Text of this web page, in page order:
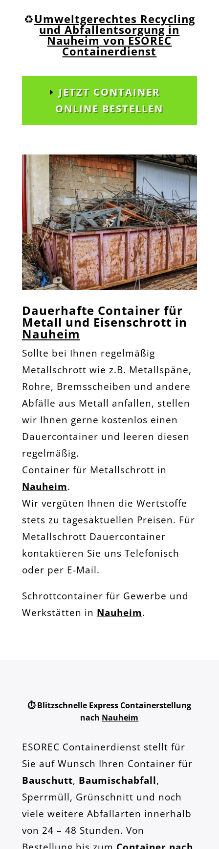
♻️Umweltgerechtes Recycling
und Abfallentsorgung in
Nauheim von ESOREC
Containerdienst
JETZT CONTAINER
ONLINE BESTELLEN
Dauerhafte Container für
Metall und Eisenschrott in
Nauheim
Sollte bei Ihnen regelmäßig
Metallschrott wie z.B. Metallspäne,
Rohre, Bremsscheiben und andere
Abfälle aus Metall anfallen, stellen
wir Ihnen gerne kostenlos einen
Dauercontainer und leeren diesen
regelmäßig.
Container für Metallschrott in
Nauheim.
Wir vergüten Ihnen die Wertstoffe
stets zu tagesaktuellen Preisen. Für
Metallschrott Dauercontainer
kontaktieren Sie uns Telefonisch
oder per E-Mail.
Schrottcontainer für Gewerbe und
Werkstätten in Nauheim.
⏱️ Blitzschnelle Express Containerstellung
nach Nauheim
ESOREC Containerdienst stellt für
Sie auf Wunsch Ihren Container für
Bauschutt, Baumischabfall,
Sperrmüll, Grünschnitt und noch
viele weitere Abfallarten innerhalb
von 24 – 48 Stunden. Von